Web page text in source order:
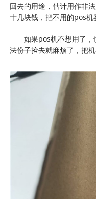
回去的用途，估计用作非
十几块钱，把不用的pos机
如果pos机不想用了
法份子捡去就麻烦了，把